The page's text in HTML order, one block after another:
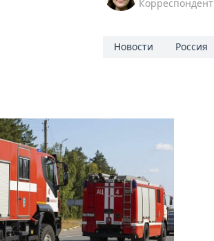
Корреспондент
Новости Россия